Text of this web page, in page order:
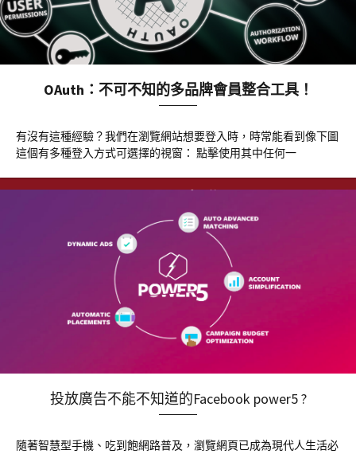
OAuth：不可不知的多品牌會員整合工具！
有沒有這種經驗？我們在瀏覽網站想要登入時，時常能看到像下圖
這個有多種登入方式可選擇的視窗： 點擊使用其中任何一
投放廣告不能不知道的Facebook power5 ?
隨著智慧型手機、吃到飽網路普及，瀏覽網頁已成為現代人生活必